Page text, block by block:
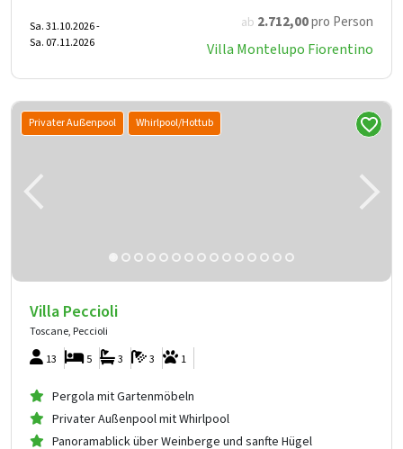
ab 2.712,00pro Person
Sa. 31.10.2026 -
Sa. 07.11.2026
Villa Montelupo Fiorentino
Privater Außenpool Whirlpool/Hottub
Villa Peccioli
Toscane, Peccioli
13
1
3
3
5
Pergola mit Gartenmöbeln
Privater Außenpool mit Whirlpool
Panoramablick über Weinberge und sanfte Hügel